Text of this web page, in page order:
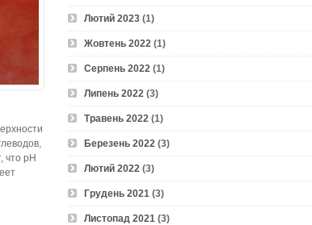
что pH
Лютий 2023 (1)
Жовтень 2022 (1)
Серпень 2022 (1)
Липень 2022 (3)
Травень 2022 (1)
Березень 2022 (3)
Лютий 2022 (3)
Грудень 2021 (3)
Листопад 2021 (3)